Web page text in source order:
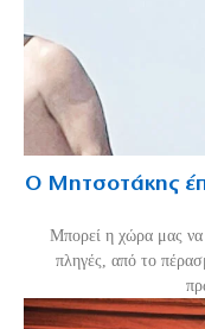
Ο Μητσοτάκης
Mπορεί η χώρα μας να
πληγές, από το